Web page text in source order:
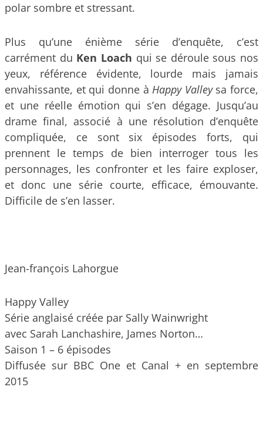
polar sombre et stressant.
Plus qu’une énième série d’enquête, c’est
carrément du Ken Loach qui se déroule sous nos
yeux, référence évidente, lourde mais jamais
envahissante, et qui donne à Happy Valleysa force,
et une réelle émotion qui s’en dégage. Jusqu’au
drame final, associé à une résolution d’enquête
compliquée, ce sont six épisodes forts, qui
prennent le temps de bien interroger tous les
personnages, les confronter et les faire exploser,
et donc une série courte, efficace, émouvante.
Difficile de s’en lasser.
Jean-françois Lahorgue
Happy Valley
Série anglaisé créée par Sally Wainwright
avec Sarah Lanchashire, James Norton…
Saison 1 – 6 épisodes
Diffusée sur BBC One et Canal + en septembre
2015